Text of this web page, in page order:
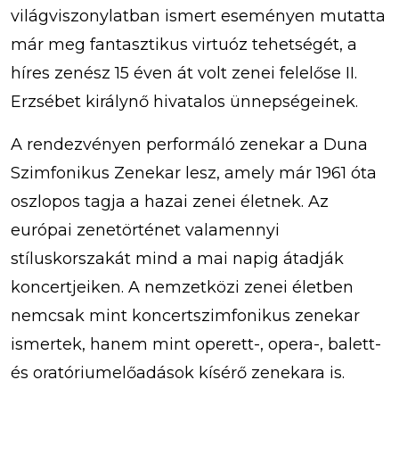
világviszonylatban ismert eseményen mutatta
már meg fantasztikus virtuóz tehetségét, a
híres zenész 15 éven át volt zenei felelőse II.
Erzsébet királynő hivatalos ünnepségeinek.
A rendezvényen performáló zenekar a Duna
Szimfonikus Zenekar lesz, amely már 1961 óta
oszlopos tagja a hazai zenei életnek. Az
európai zenetörténet valamennyi
stíluskorszakát mind a mai napig átadják
koncertjeiken. A nemzetközi zenei életben
nemcsak mint koncertszimfonikus zenekar
ismertek, hanem mint operett-, opera-, balett-
és oratóriumelőadások kísérő zenekara is.